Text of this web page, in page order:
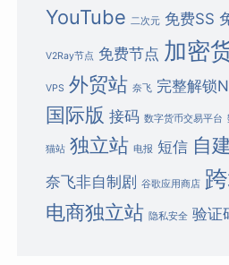
YouTube 二次元 免费SS
V2Ray节点 免费节点 加密
VPS 外贸站 奈飞 完整解锁
国际版 接码 数字货币交易平台
猫站 独立站 电报 短信 自
奈飞非自制剧
谷歌应用商店
电商独立站 隐私安全 验证